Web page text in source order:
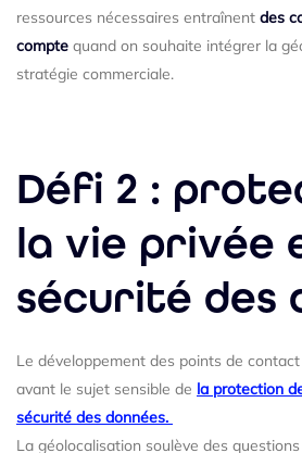
ressources nécessaires entraînent des
compte quand on souhaite intégrer la
stratégie commerciale.
Défi 2 :
la vie privée
sécurité des
Le développement des points de
avant le sujet sensible de la protection
sécurité des données.
La géolocalisation soulève des